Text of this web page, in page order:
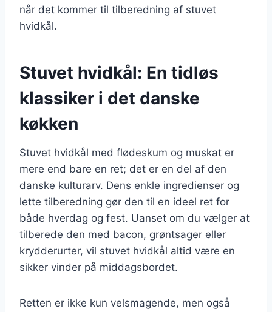
når det kommer til tilberedning af stuvet
hvidkål.
Stuvet hvidkål: En tidløs
klassiker i det danske
køkken
Stuvet hvidkål med flødeskum og muskat er
mere end bare en ret; det er en del af den
danske kulturarv. Dens enkle ingredienser og
lette tilberedning gør den til en ideel ret for
både hverdag og fest. Uanset om du vælger at
tilberede den med bacon, grøntsager eller
krydderurter, vil stuvet hvidkål altid være en
sikker vinder på middagsbordet.
Retten er ikke kun velsmagende, men også